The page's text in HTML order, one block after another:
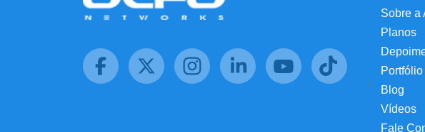
Sobre a
Planos
Portfólio
Blog
Vídeos
Fale